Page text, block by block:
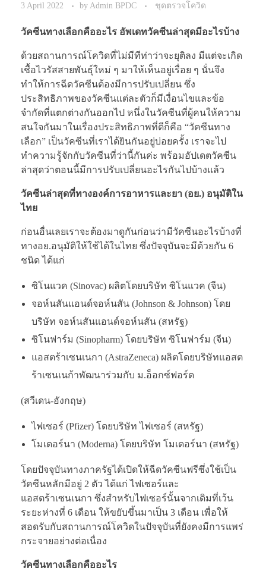
3 April 2022 byAdmin BPDC ชุดตรวจโควิด
วัคซีนทางเลือกคืออะไร อัพเดทวัคซีนล่าสุดมีอะไรบ้าง
ด้วยสถานการณ์โควิดที่ไม่มีทีท่าว่าจะยุติลง มีแต่จะเกิด
เชื้อไวรัสสายพันธุ์ใหม่ ๆ มาให้เห็นอยู่เรื่อย ๆ นั่นจึง
ทำให้การฉีดวัคซีนต้องมีการปรับเปลี่ยน ซึ่ง
ประสิทธิภาพของวัคซีนแต่ละตัวก็มีเงื่อนไขและข้อ
จำกัดที่แตกต่างกันออกไป หนึ่งในวัคซีนที่ผู้คนให้ความ
สนใจกันมาในเรื่องประสิทธิภาพที่ดีก็คือ “วัคซีนทาง
เลือก” เป็นวัคซีนที่เราได้ยินกันอยู่บ่อยครั้ง เราจะไป
ทำความรู้จักกับวัคซีนที่ว่านี้กันค่ะ พร้อมอัปเดตวัคซีน
ล่าสุดว่าตอนนี้มีการปรับเปลี่ยนอะไรกันไปบ้างแล้ว
วัคซีนล่าสุดที่ทางองค์การอาหารและยา (อย.) อนุมัติใน
ไทย
ก่อนอื่นเลยเราจะต้องมาดูกันก่อนว่ามีวัคซีนอะไรบ้างที่
ทางอย.อนุมัติให้ใช้ได้ในไทย ซึ่งปัจจุบันจะมีด้วยกัน 6
ชนิด ได้แก่
ซิโนแวค (Sinovac) ผลิตโดยบริษัท ซิโนแวค (จีน)
จอห์นสันแอนด์จอห์นสัน (Johnson & Johnson) โดย
บริษัท จอห์นสันแอนด์จอห์นสัน (สหรัฐ)
ซิโนฟาร์ม (Sinopharm) โดยบริษัท ซิโนฟาร์ม (จีน)
แอสตร้าเซนเนกา (AstraZeneca) ผลิตโดยบริษัทแอสต
ร้าเซนเนก้าพัฒนาร่วมกับ ม.อ็อกซ์ฟอร์ด
(สวีเดน-อังกฤษ)
ไฟเซอร์ (Pfizer) โดยบริษัท ไฟเซอร์ (สหรัฐ)
โมเดอร์นา (Moderna) โดยบริษัท โมเดอร์นา (สหรัฐ)
โดยปัจจุบันทางภาครัฐได้เปิดให้ฉีดวัคซีนฟรีซึ่งใช้เป็น
วัคซีนหลักมีอยู่ 2 ตัว ได้แก่ ไฟเซอร์และ
แอสตร้าเซนเนกา ซึ่งสำหรับไฟเซอร์นั้นจากเดิมที่เว้น
ระยะห่างที่ 6 เดือน ให้ขยับขึ้นมาเป็น 3 เดือน เพื่อให้
สอดรับกับสถานการณ์โควิดในปัจจุบันที่ยังคงมีการแพร่
กระจายอย่างต่อเนื่อง
วัคซีนทางเลือกคืออะไร